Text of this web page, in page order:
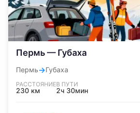
Пермь — Губаха
Пермь→Губаха
РАССТОЯНИЕ
230 км
В ПУТИ
2ч 30мин